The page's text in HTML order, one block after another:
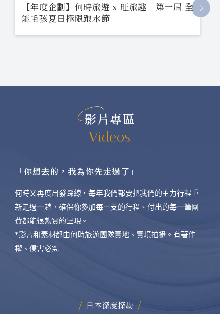
【年度企劃】何時旅遊 x 旺旅趣｜第一屆 全
能毛孩夏日極限跑水節
影片專區
Videos
「你想去的，我為你先走過了」
何時又再度出發踩線，每年我們都要把我們的主力行程重
新走過一趟，確保你參加每一支的行程、付出的每一筆團
費都能很紮實的呈現。
*影片和素材都由何時旅遊團隊實地、實境拍攝。有著作
權、侵害必究
日本深度探勘